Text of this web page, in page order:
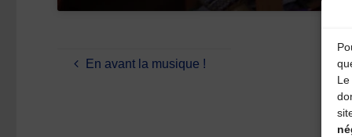
En avant la musique !